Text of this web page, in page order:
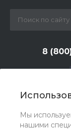
Мы
нашими
8
г. Москва,